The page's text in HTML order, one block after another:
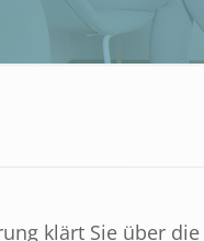
klärt Sie über